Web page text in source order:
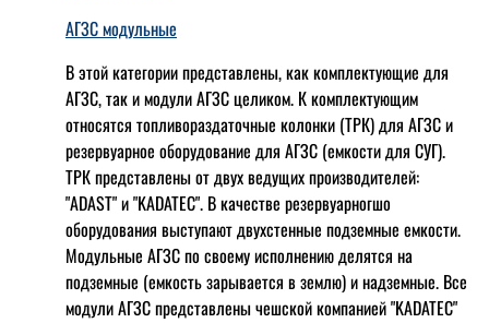
АГЗС модульные
В этой категории представлены, как комплектующие для
АГЗС, так и модули АГЗС целиком. К комплектующим
относятся топливораздаточные колонки (ТРК) для АГЗС и
резервуарное оборудование для АГЗС (емкости для СУГ).
ТРК представлены от двух ведущих производителей:
"ADAST" и "KADATEC". В качестве резервуарногшо
оборудования выступают двухстенные подземные емкости.
Модульные АГЗС по своему исполнению делятся на
подземные (емкость зарывается в землю) и надземные. Все
модули АГЗС представлены чешской компанией "KADATEC"